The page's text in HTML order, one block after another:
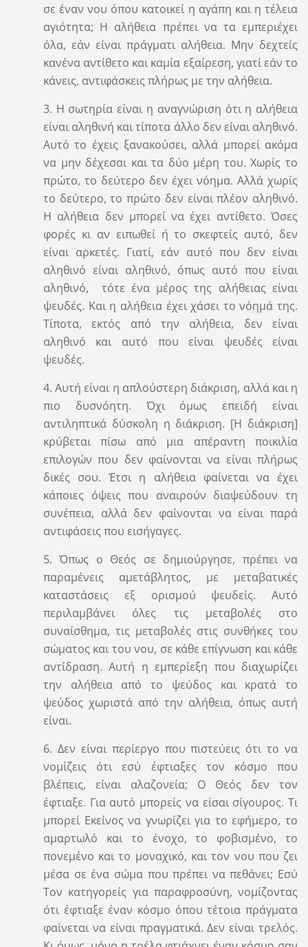
σε έναν νου όπου κατοικεί η αγάπη και η τέλεια
αγιότητα; Η αλήθεια πρέπει να τα εμπεριέχει
όλα, εάν είναι πράγματι αλήθεια. Μην δεχτείς
κανένα αντίθετο και καμία εξαίρεση, γιατί εάν το
κάνεις, αντιφάσκεις πλήρως με την αλήθεια.
3. Η σωτηρία είναι η αναγνώριση ότι η αλήθεια
είναι αληθινή και τίποτα άλλο δεν είναι αληθινό.
Αυτό το έχεις ξανακούσει, αλλά μπορεί ακόμα
να μην δέχεσαι και τα δύο μέρη του. Χωρίς το
πρώτο, το δεύτερο δεν έχει νόημα. Αλλά χωρίς
το δεύτερο, το πρώτο δεν είναι πλέον αληθινό.
Η αλήθεια δεν μπορεί να έχει αντίθετο. Όσες
φορές κι αν ειπωθεί ή το σκεφτείς αυτό, δεν
είναι αρκετές. Γιατί, εάν αυτό που δεν είναι
αληθινό είναι αληθινό, όπως αυτό που είναι
αληθινό, τότε ένα μέρος της αλήθειας είναι
ψευδές. Και η αλήθεια έχει χάσει το νόημά της.
Τίποτα, εκτός από την αλήθεια, δεν είναι
αληθινό και αυτό που είναι ψευδές είναι
ψευδές.
4. Αυτή είναι η απλούστερη διάκριση, αλλά και η
πιο δυσνόητη. Όχι όμως επειδή είναι
αντιληπτικά δύσκολη η διάκριση. [Η διάκριση]
κρύβεται πίσω από μια απέραντη ποικιλία
επιλογών που δεν φαίνονται να είναι πλήρως
δικές σου. Έτσι η αλήθεια φαίνεται να έχει
κάποιες όψεις που αναιρούν διαψεύδουν τη
συνέπεια, αλλά δεν φαίνονται να είναι παρά
αντιφάσεις που εισήγαγες.
5. Όπως ο Θεός σε δημιούργησε, πρέπει να
παραμένεις αμετάβλητος, με μεταβατικές
καταστάσεις εξ ορισμού ψευδείς. Αυτό
περιλαμβάνει όλες τις μεταβολές στο
συναίσθημα, τις μεταβολές στις συνθήκες του
σώματος και του νου, σε κάθε επίγνωση και κάθε
αντίδραση. Αυτή η εμπερίεξη που διαχωρίζει
την αλήθεια από το ψεύδος και κρατά το
ψεύδος χωριστά από την αλήθεια, όπως αυτή
είναι.
6. Δεν είναι περίεργο που πιστεύεις ότι το να
νομίζεις ότι εσύ έφτιαξες τον κόσμο που
βλέπεις, είναι αλαζονεία; Ο Θεός δεν τον
έφτιαξε. Για αυτό μπορείς να είσαι σίγουρος. Τι
μπορεί Εκείνος να γνωρίζει για το εφήμερο, το
αμαρτωλό και το ένοχο, το φοβισμένο, το
πονεμένο και το μοναχικό, και τον νου που ζει
μέσα σε ένα σώμα που πρέπει να πεθάνει; Εσύ
Τον κατηγορείς για παραφροσύνη, νομίζοντας
ότι έφτιαξε έναν κόσμο όπου τέτοια πράγματα
φαίνεται να είναι πραγματικά. Δεν είναι τρελός.